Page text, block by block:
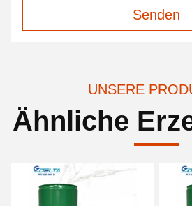
Senden
UNSERE
Ähnliche